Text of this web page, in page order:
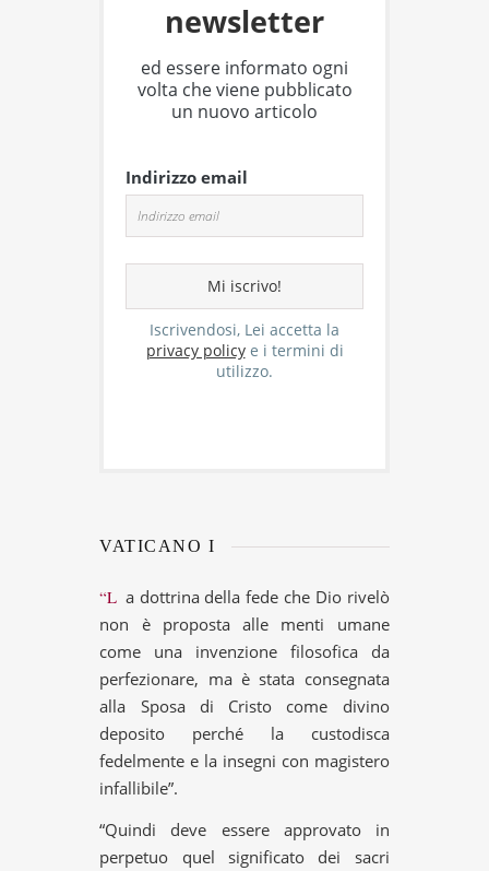
newsletter
ed essere informato ogni
volta che viene pubblicato
un nuovo articolo
Indirizzo email
Iscrivendosi, Lei accetta la
privacy policye i termini di
utilizzo.
VATICANO I
“La dottrina della fede che Dio rivelò
non è proposta alle menti umane
come una invenzione filosofica da
perfezionare, ma è stata consegnata
alla Sposa di Cristo come divino
deposito perché la custodisca
fedelmente e la insegni con magistero
infallibile”.
“Quindi deve essere approvato in
perpetuo quel significato dei sacri